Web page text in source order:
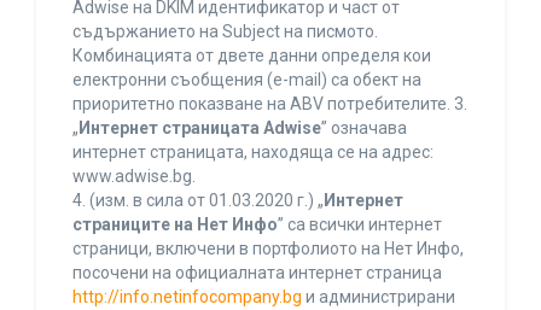
Adwise на DKIM идентификатор и част от
съдържанието на Subject на писмото.
Комбинацията от двете данни определя кои
електронни съобщения (e-mail) са обект на
приоритетно показване на ABV потребителите. 3.
„ Интернет страницата Adwise” означава
интернет страницата, находяща се на адрес:
www.adwise.bg.
4. (изм. в сила от 01.03.2020 г.) „ Интернет
страниците на Нет Инфо” са всички интернет
страници, включени в портфолиото на Нет Инфо,
посочени на официалната интернет страница
http://info.netinfocompany.bg и администрирани